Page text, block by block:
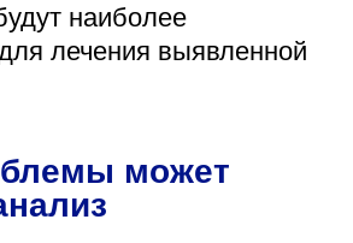
для слабовидящих
наиболее
лечения выявленной
может